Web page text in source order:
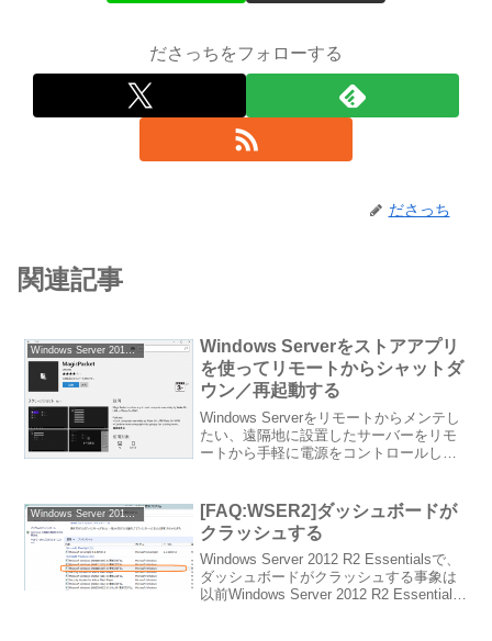
ださっちをフォローする
ださっち
関連記事
Windows Server 2012 Essentials
Windows Serverをストアアプリ
を使ってリモートからシャットダ
ウン／再起動する
Windows Serverをリモートからメンテし
たい、遠隔地に設置したサーバーをリモ
ートから手軽に電源をコントロールした
は、Windowsストアアプリで公開され...
Windows Server 2012 R2 Essentials
[FAQ:WSER2]ダッシュボードが
クラッシュする
Windows Server 2012 R2 Essentialsで、
ダッシュボードがクラッシュする事象は
以前Windows Server 2012 R2 Essentials